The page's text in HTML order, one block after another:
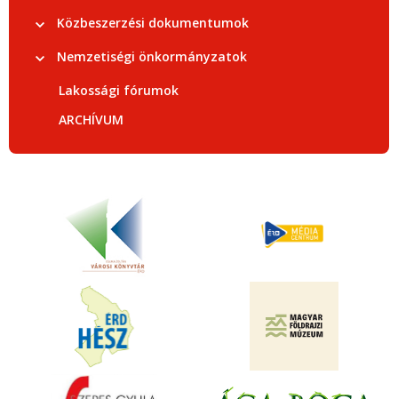
Közbeszerzési dokumentumok
Nemzetiségi önkormányzatok
Lakossági fórumok
ARCHÍVUM